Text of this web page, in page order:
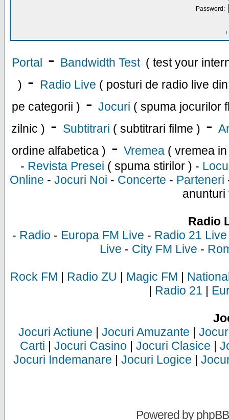
Password:
I
Portal - Bandwidth Test ( test your
) - Radio Live ( posturi de radio live
pe categorii ) - Jocuri ( spuma jocurilor
zilnic ) - Subtitrari ( subtitrari filme ) -
ordine alfabetica ) - Vremea ( vremea
- Revista Presei ( spuma stirilor ) -
Online - Jocuri Noi - Concerte - Parteneri
anunturi
Radio
- Radio - Europa FM Live - Radio 21 Live
Live - City FM Live -
Rock FM | Radio ZU | Magic FM |
| Radio 21 |
Jocuri Actiune | Jocuri Amuzante |
Carti | Jocuri Casino | Jocuri Clasice |
Jocuri Indemanare | Jocuri Logice |
Powered byphpBB